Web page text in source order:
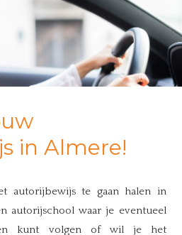
in Almere!
autorijbewijs te gaan halen in
autorijschool waar je eventueel
kunt volgen of wil je het